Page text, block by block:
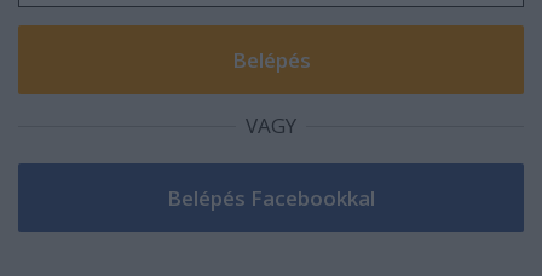
VAGY